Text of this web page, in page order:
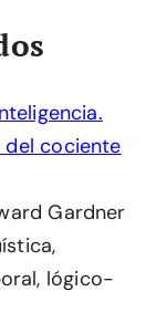
del cociente
Gardner
lógico-